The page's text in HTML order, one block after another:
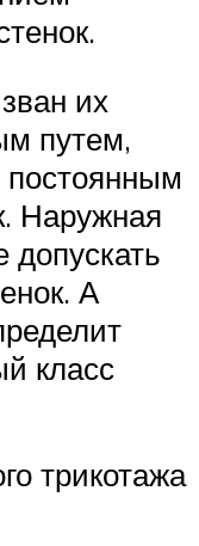
их
путем,
постоянным
Наружная
допускать
А
класс
трикотажа